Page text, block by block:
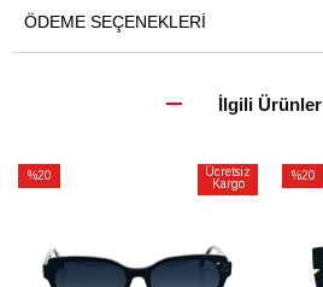
ÖDEME SEÇENEKLERI
İlgili Ürünler
%20
Ücretsiz
Kargo
%20